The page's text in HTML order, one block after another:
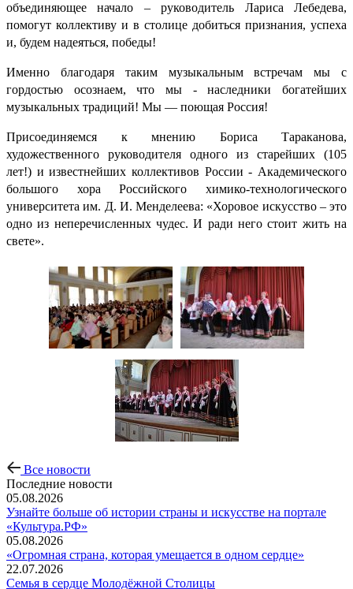
объединяющее начало – руководитель Лариса Лебедева,
помогут коллективу и в столице добиться признания, успеха
и, будем надеяться, победы!
Именно благодаря таким музыкальным встречам мы с
гордостью осознаем, что мы - наследники богатейших
музыкальных традиций! Мы — поющая Россия!
Присоединяемся к мнению Бориса Тараканова,
художественного руководителя одного из старейших (105
лет!) и известнейших коллективов России - Академического
большого хора Российского химико-технологического
университета им. Д. И. Менделеева: «Хоровое искусство – это
одно из неперечисленных чудес. И ради него стоит жить на
свете».
Все новости
Последние новости
05.08.2026
Узнайте больше об истории страны и искусстве на портале
«Культура.РФ»
05.08.2026
«Огромная страна, которая умещается в одном сердце»
22.07.2026
Семья в сердце Молодёжной Столицы